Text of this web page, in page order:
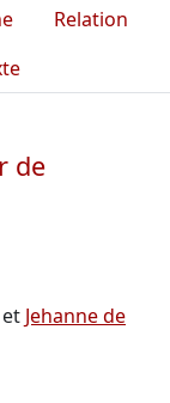
Relation
de
et Jehanne de